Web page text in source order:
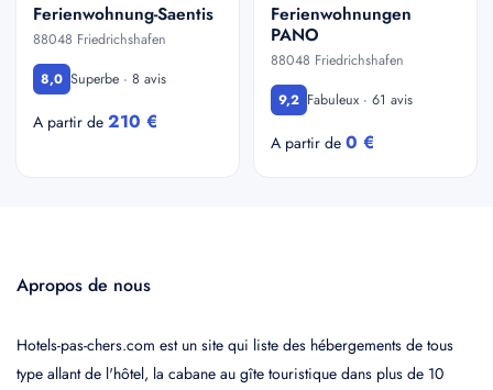
Ferienwohnung-Saentis
88048 Friedrichshafen
8,0 Superbe · 8 avis
A partir de 210 €
Ferienwohnungen
PANO
88048 Friedrichshafen
9,2 Fabuleux · 61 avis
A partir de 0 €
Apropos de nous
Hotels-pas-chers.com est un site qui liste des hébergements de tous
type allant de l'hôtel, la cabane au gîte touristique dans plus de 10